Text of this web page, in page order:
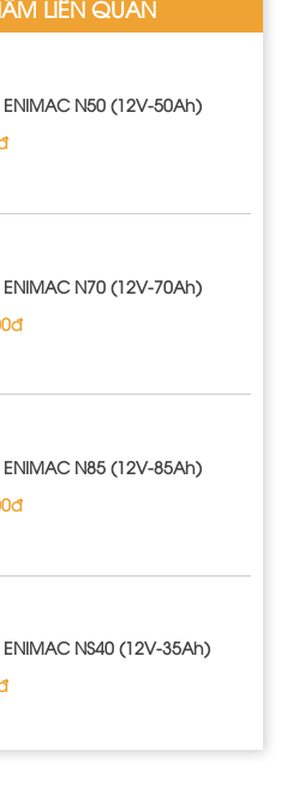
LIÊN QUAN
ENIMAC N50 (12V-50Ah)
ENIMAC N70 (12V-70Ah)
ENIMAC N85 (12V-85Ah)
NS40 (12V-35Ah)